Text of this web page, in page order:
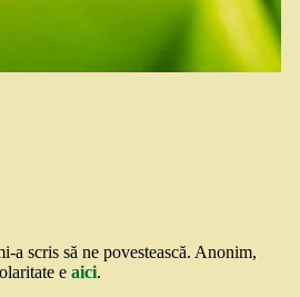
a scris să ne povestească. Anonim,
e aici.